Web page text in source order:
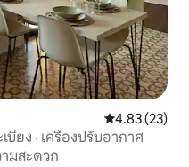
คะแนนเฉลี่ย
4.83 (23)
เบียง · เครื่องปรับอากาศ
มสะดวก